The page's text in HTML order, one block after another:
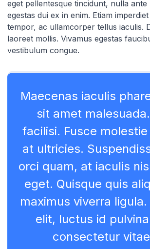
eget pellentesque tincidunt, nulla
egestas dui ex in enim. Etiam
tempor, ac ullamcorper tellus iaculis.
laoreet mollis. Vivamus egestas
vestibulum congue.
Maecenas iaculis
sit amet
facilisi. Fusce
at ultricies.
orci quam, at iaculis
eget. Quisque quis
maximus viverra
elit, luctus id
consectetur